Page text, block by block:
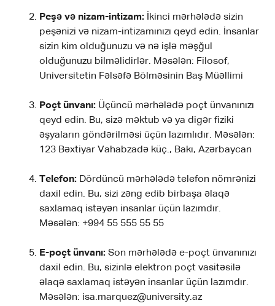
Peşə və nizam-intizam: İkinci mərhələdə sizin
peşənizi və nizam-intizamınızı qeyd edin. İnsanlar
sizin kim olduğunuzu və nə işlə məşğul
olduğunuzu bilməlidirlər. Məsələn: Filosof,
Universitetin Fəlsəfə Bölməsinin Baş Müəllimi
Poçt ünvanı: Üçüncü mərhələdə poçt ünvanınızı
qeyd edin. Bu, sizə məktub və ya digər fiziki
əşyaların göndərilməsi üçün lazımlıdır. Məsələn:
123 Bəxtiyar Vahabzadə küç., Bakı, Azərbaycan
Telefon: Dördüncü mərhələdə telefon nömrənizi
daxil edin. Bu, sizi zəng edib birbaşa əlaqə
saxlamaq istəyən insanlar üçün lazımdır.
Məsələn: +994 55 555 55 55
E-poçt ünvanı: Son mərhələdə e-poçt ünvanınızı
daxil edin. Bu, sizinlə elektron poçt vasitəsilə
əlaqə saxlamaq istəyən insanlar üçün lazımdır.
Məsələn: isa.marquez@university.az